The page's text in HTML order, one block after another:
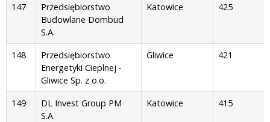
147
Przedsiębiorstwo
Budowlane Dombud
S.A.
Katowice 425
148
Przedsiębiorstwo
Energetyki Cieplnej -
Gliwice Sp. z o.o.
Gliwice 421
149
DL Invest Group PM
S.A.
Katowice 415